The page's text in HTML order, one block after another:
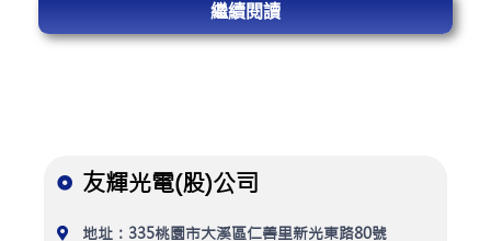
繼續閱讀
友輝光電(股)公司
地址：335桃園市大溪區仁善里新光東路80號